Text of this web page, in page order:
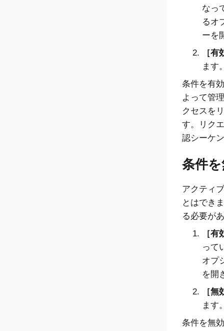
なっ
るオ
ーを
有
ます
条件を有
よって管
クセスを
す。リク
認シーケ
条件
アクティ
とはでき
る必要が
有
って
オプ
を開
無
ます
条件を無